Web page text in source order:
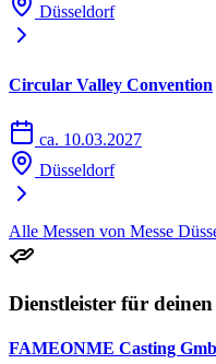
Veranstaltung gestattet. In
Duschen, Toiletten und
Anlagen ist über ein
Düsseldorf
Circular Valley Convention
ca. 10.03.2027
Düsseldorf
Alle Messen von Messe
Dienstleister für
FAMEONME Casting